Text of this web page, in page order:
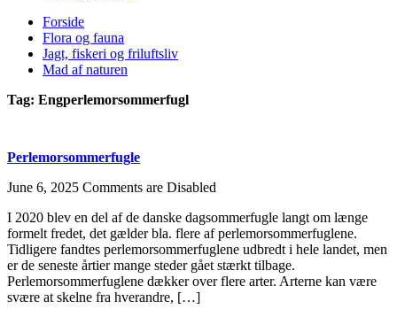
Forside
Flora og fauna
Jagt, fiskeri og friluftsliv
Mad af naturen
Tag: Engperlemorsommerfugl
Perlemorsommerfugle
June 6, 2025 Comments are Disabled
I 2020 blev en del af de danske dagsommerfugle langt om længe
formelt fredet, det gælder bla. flere af perlemorsommerfuglene.
Tidligere fandtes perlemorsommerfuglene udbredt i hele landet, men
er de seneste årtier mange steder gået stærkt tilbage.
Perlemorsommerfuglene dækker over flere arter. Arterne kan være
svære at skelne fra hverandre, […]